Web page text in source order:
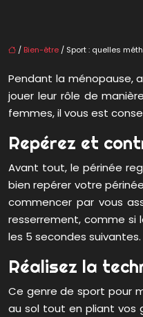
/ Bien-être / Sport : quelles
Pendant la ménopause,
jouer leur rôle de
femmes, il vous est
Repérez et
Avant tout, le périnée
bien repérer votre
commencer par vous
resserrement, comme si
les 5 secondes suivantes.
Réalisez la
Ce genre de sport pour
au sol tout en pliant vos